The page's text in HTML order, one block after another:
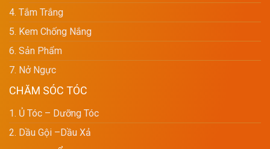
4. Tắm Trắng
5. Kem Chống Nắng
6. Sản Phẩm
7. Nở Ngực
CHĂM SÓC TÓC
1. Ủ Tóc – Dưỡng Tóc
2. Dầu Gội –dầu Xả